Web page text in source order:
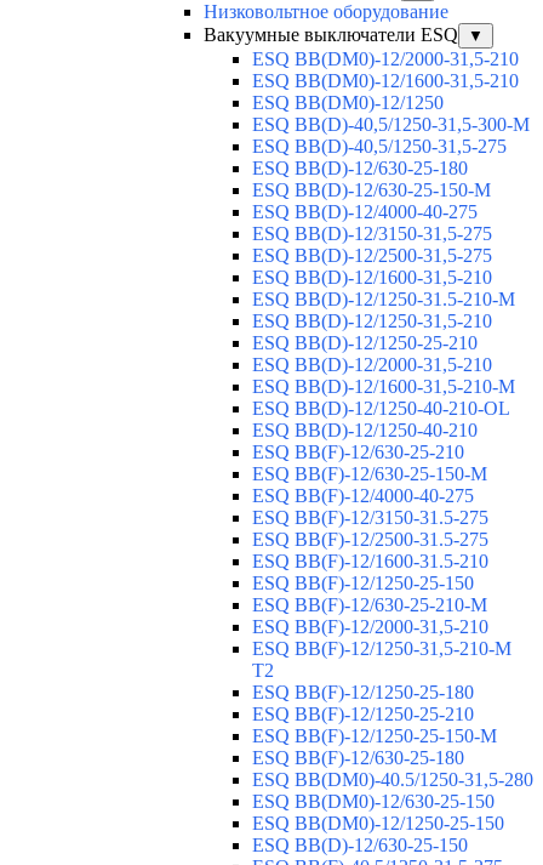
Низковольтное оборудование
Вакуумные выключатели ESQ
▼
ESQ ВВ(DM0)-12/2000-31,5-210
ESQ ВВ(DM0)-12/1600-31,5-210
ESQ ВВ(DM0)-12/1250
ESQ ВВ(D)-40,5/1250-31,5-300-М
ESQ ВВ(D)-40,5/1250-31,5-275
ESQ ВВ(D)-12/630-25-180
ESQ ВВ(D)-12/630-25-150-М
ESQ ВВ(D)-12/4000-40-275
ESQ ВВ(D)-12/3150-31,5-275
ESQ ВВ(D)-12/2500-31,5-275
ESQ ВВ(D)-12/1600-31,5-210
ESQ ВВ(D)-12/1250-31.5-210-М
ESQ ВВ(D)-12/1250-31,5-210
ESQ ВВ(D)-12/1250-25-210
ESQ BB(D)-12/2000-31,5-210
ESQ BB(D)-12/1600-31,5-210-М
ESQ BB(D)-12/1250-40-210-OL
ESQ BB(D)-12/1250-40-210
ESQ ВВ(F)-12/630-25-210
ESQ ВВ(F)-12/630-25-150-М
ESQ ВВ(F)-12/4000-40-275
ESQ ВВ(F)-12/3150-31.5-275
ESQ ВВ(F)-12/2500-31.5-275
ESQ ВВ(F)-12/1600-31.5-210
ESQ ВВ(F)-12/1250-25-150
ESQ BB(F)-12/630-25-210-М
ESQ BB(F)-12/2000-31,5-210
ESQ BB(F)-12/1250-31,5-210-М
T2
ESQ BB(F)-12/1250-25-180
ESQ ВВ(F)-12/1250-25-210
ESQ ВВ(F)-12/1250-25-150-М
ESQ BB(F)-12/630-25-180
ESQ ВВ(DM0)-40.5/1250-31,5-280
ESQ ВВ(DM0)-12/630-25-150
ESQ ВВ(DM0)-12/1250-25-150
ESQ BB(D)-12/630-25-150